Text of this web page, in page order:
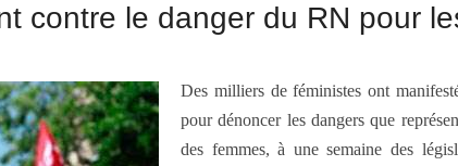
contre le danger du RN pour
Des milliers de féministes ont
pour dénoncer les dangers que
des femmes, à une semaine des